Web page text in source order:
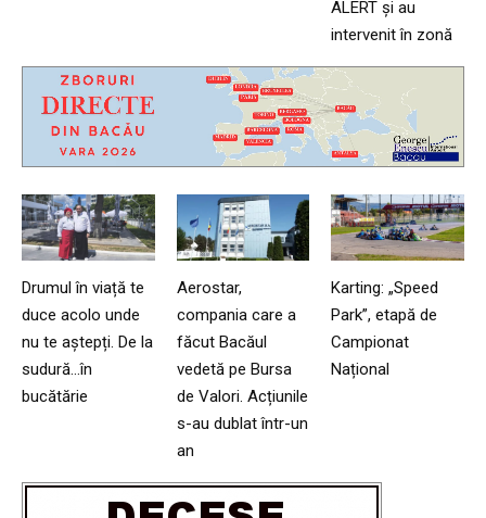
ALERT și au
intervenit în zonă
Drumul în viață te
duce acolo unde
nu te aștepți. De la
sudură…în
bucătărie
Aerostar,
compania care a
făcut Bacăul
vedetă pe Bursa
de Valori. Acțiunile
s-au dublat într-un
an
Karting: „Speed
Park”, etapă de
Campionat
Național